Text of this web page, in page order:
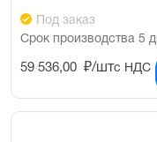
Под заказ
Срок производства 5
59 536,00 ₽/штс НДС